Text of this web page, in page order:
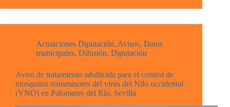
Actuaciones Diputación, Avisos, Datos
municipales, Difusión, Diputación
Aviso de tratamiento adulticida para el control de
mosquitos transmisores del virus del Nilo occidental
(VNO) en Palomares del Río, Sevilla